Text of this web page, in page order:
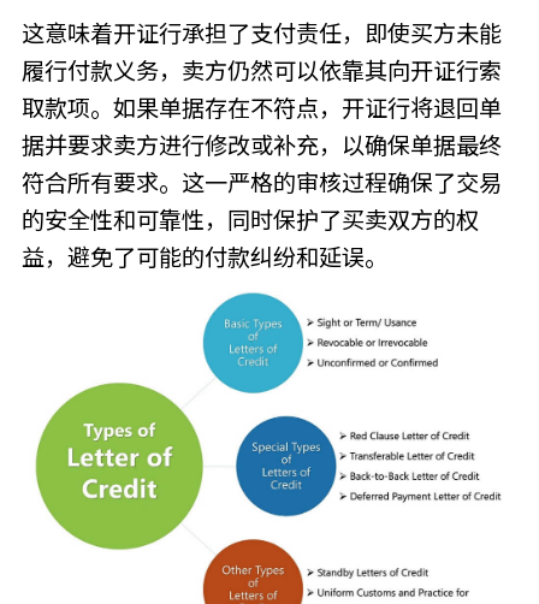
这意味着开证行承担了支付责任，即使买方未能
履行付款义务，卖方仍然可以依靠其向开证行索
取款项。如果单据存在不符点，开证行将退回单
据并要求卖方进行修改或补充，以确保单据最终
符合所有要求。这一严格的审核过程确保了交易
的安全性和可靠性，同时保护了买卖双方的权
益，避免了可能的付款纠纷和延误。